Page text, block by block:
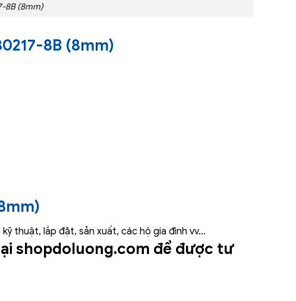
8B (8mm)
8B (8mm)
thuật, lắp đặt, sản xuất, các hộ gia đình vv…
shopdoluong.com để được tư